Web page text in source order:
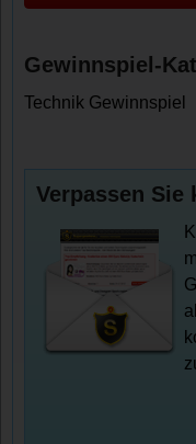
Gewinnspiel-
Technik Gewinnspiel
Verpassen Sie